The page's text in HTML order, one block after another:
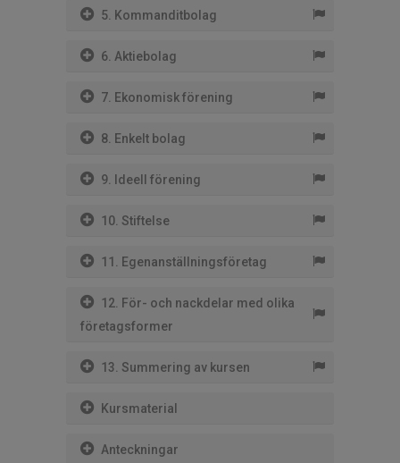
5. Kommanditbolag
6. Aktiebolag
7. Ekonomisk förening
8. Enkelt bolag
9. Ideell förening
10. Stiftelse
11. Egenanställningsföretag
12. För- och nackdelar med olika
företagsformer
13. Summering av kursen
Kursmaterial
Anteckningar